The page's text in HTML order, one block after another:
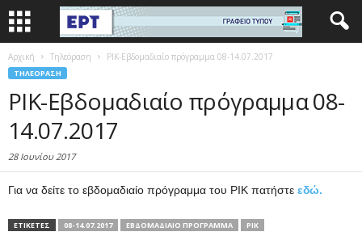
Αρχική Τηλεόραση ΡΙΚ-Εβδομαδιαίο πρόγραμμα 08-14.07.2017
ΤΗΛΕΌΡΑΣΗ
ΡΙΚ-Εβδομαδιαίο πρόγραμμα 08-
14.07.2017
28 Ιουνίου 2017
Για να δείτε το εβδομαδιαίο πρόγραμμα του ΡΙΚ πατήστε εδώ.
ΕΤΙΚΕΤΕΣ 08-14.07.2017 ΕΒΔΟΜΑΔΙΑΙΟ ΠΡΟΓΡΑΜΜΑ ΡΙΚ